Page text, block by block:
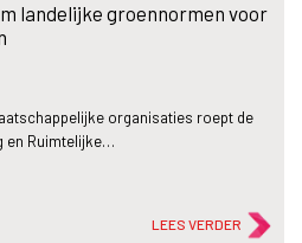
landelijke groennormen voor
organisaties roept de
en Ruimtelijke…
LEES VERDER